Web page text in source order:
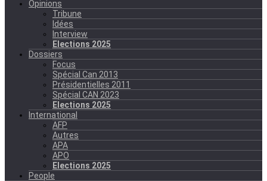
Opinions
Tribune
Idées
Interview
Elections 2025
Dossiers
Focus
Spécial Can 2013
Présidentielles 2011
Spécial CAN 2023
Elections 2025
International
AFP
Autres
APA
APO
Elections 2025
People